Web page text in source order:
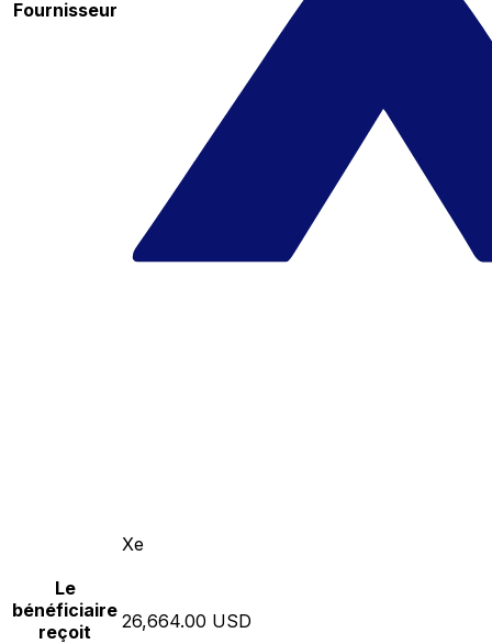
Fournisseur
Xe
Le
bénéficiaire
reçoit
26,664.00 USD